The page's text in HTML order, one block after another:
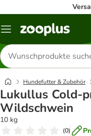
Menü
Produkte
suchen
Hundefutter & Zubehör
Lukullus Cold-
Wildschwein
10 kg
(0)